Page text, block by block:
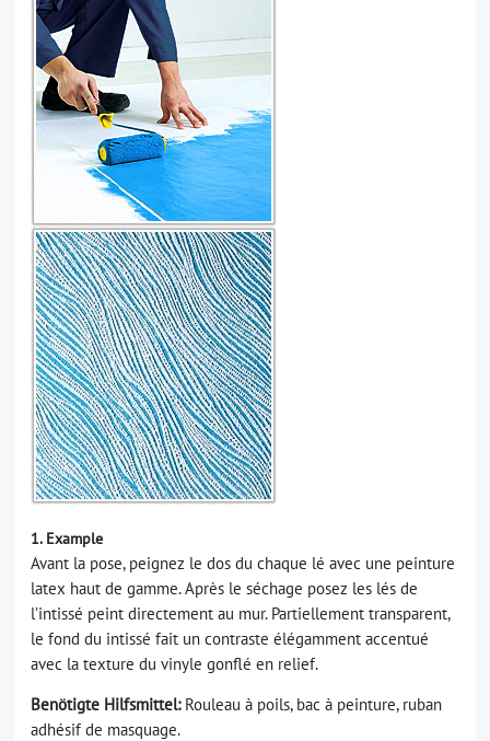
1. Example
Avant la pose, peignez le dos du chaque lé avec une peinture
latex haut de gamme. Après le séchage posez les lés de
l’intissé peint directement au mur. Partiellement transparent,
le fond du intissé fait un contraste élégamment accentué
avec la texture du vinyle gonflé en relief.
Benötigte Hilfsmittel: Rouleau à poils, bac à peinture, ruban
adhésif de masquage.